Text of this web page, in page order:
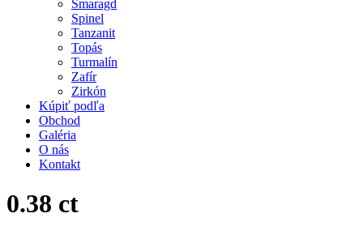
Smaragd
Spinel
Tanzanit
Topás
Turmalín
Zafír
Zirkón
Kúpiť podľa
Obchod
Galéria
O nás
Kontakt
0.38 ct